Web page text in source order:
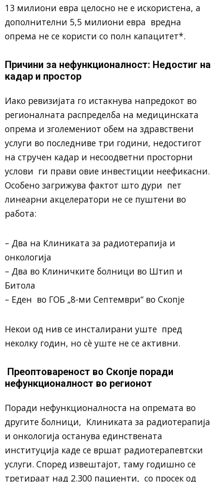
13 милиони евра целосно не е искористена, а
дополнителни 5,5 милиони евра вредна
опрема не се користи со полн капацитет*.
Причини за нефункционалност: Недостиг на
кадар и простор
Иако ревизијата го истакнува напредокот во
регионалната распределба на медицинската
опрема и зголемениот обем на здравствени
услуги во последниве три години, недостигот
на стручен кадар и несоодветни просторни
услови ги прави овие инвестиции неефикасни.
Особено загрижува фактот што дури пет
линеарни акцелератори не се пуштени во
работа:
– Два на Клиниката за радиотерапија и
онкологија
– Два во Клиничките болници во Штип и
Битола
– Еден во ГОБ „8-ми Септември“ во Скопје
Некои од нив се инсталирани уште пред
неколку годин, но сè уште не се активни.
Преоптовареност во Скопје поради
нефункционалност во регионот
Поради нефункционалноста на опремата во
другите болници, Клиниката за радиотерапија
и онкологија останува единствената
институција каде се вршат радиотерапевтски
услуги. Според извештајот, таму годишно се
третираат над 2.300 пациенти, со просек од